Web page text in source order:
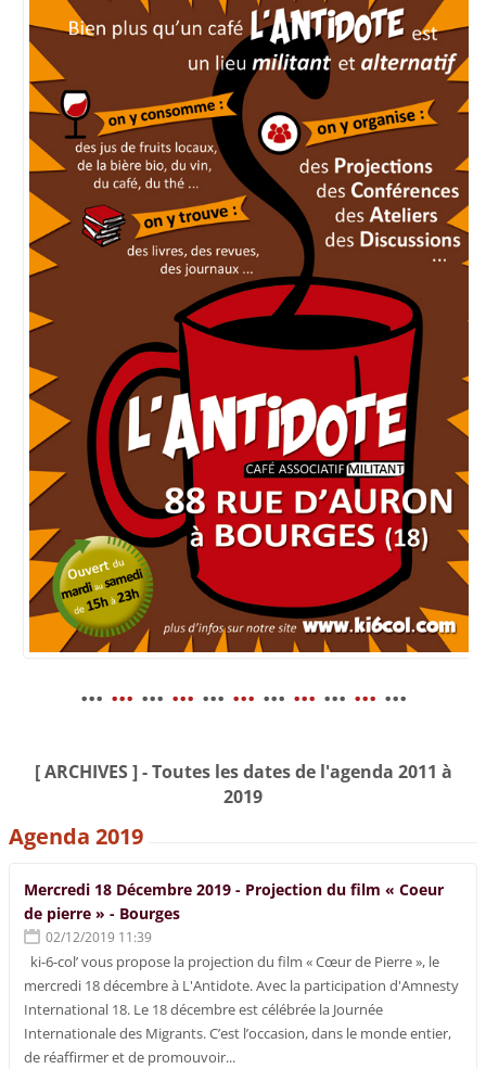
... ... ... ... ... ... ... ... ... ... ...
[ ARCHIVES ] - Toutes les dates de l'agenda 2011 à
2019
Agenda 2019
Mercredi 18 Décembre 2019 - Projection du film « Coeur
de pierre » - Bourges
02/12/2019 11:39
ki-6-col’ vous propose la projection du film « Cœur de Pierre », le
mercredi 18 décembre à L'Antidote. Avec la participation d'Amnesty
International 18. Le 18 décembre est célébrée la Journée
Internationale des Migrants. C’est l’occasion, dans le monde entier,
de réaffirmer et de promouvoir...